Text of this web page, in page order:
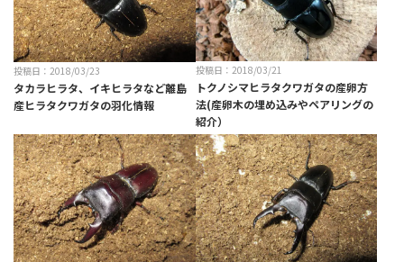
投稿日：2018/03/23
タカラヒラタ、イキヒラタなど離島
産ヒラタクワガタの羽化情報
投稿日：2018/03/21
トクノシマヒラタクワガタの産卵方
法(産卵木の埋め込みやペアリングの
紹介）